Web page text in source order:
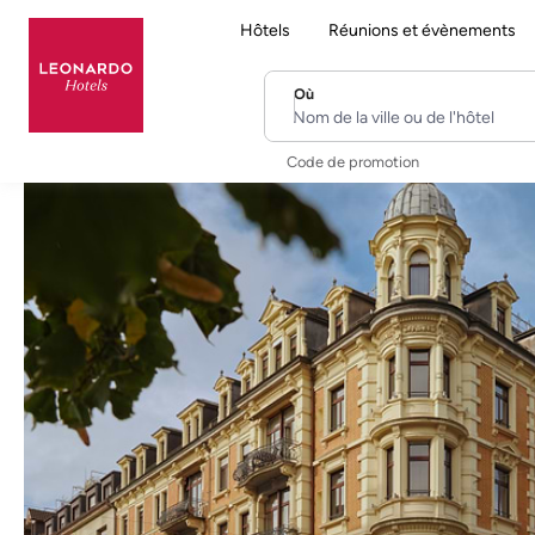
Hôtels Réunions et évènements
Où
Nom de la ville ou de l'hôtel
Code de promotion